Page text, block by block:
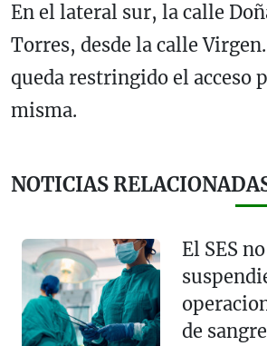
En el lateral sur, la calle
Torres, desde la calle
queda restringido el acceso
misma.
NOTICIAS
El SES
de